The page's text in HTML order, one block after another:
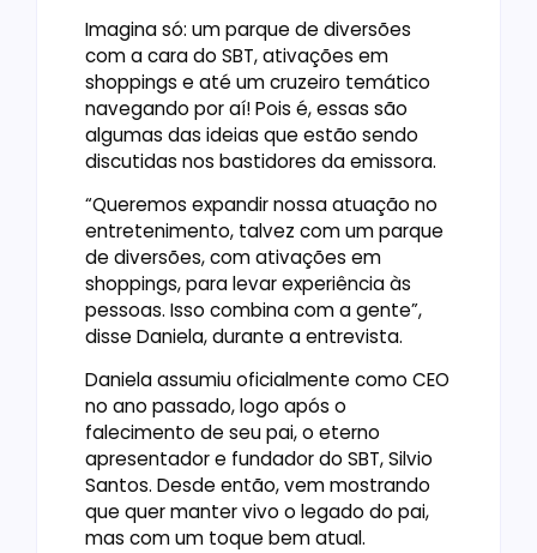
Imagina só: um parque de diversões
com a cara do SBT, ativações em
shoppings e até um cruzeiro temático
navegando por aí! Pois é, essas são
algumas das ideias que estão sendo
discutidas nos bastidores da emissora.
“Queremos expandir nossa atuação no
entretenimento, talvez com um parque
de diversões, com ativações em
shoppings, para levar experiência às
pessoas. Isso combina com a gente”,
disse Daniela, durante a entrevista.
Daniela assumiu oficialmente como CEO
no ano passado, logo após o
falecimento de seu pai, o eterno
apresentador e fundador do SBT, Silvio
Santos. Desde então, vem mostrando
que quer manter vivo o legado do pai,
mas com um toque bem atual.